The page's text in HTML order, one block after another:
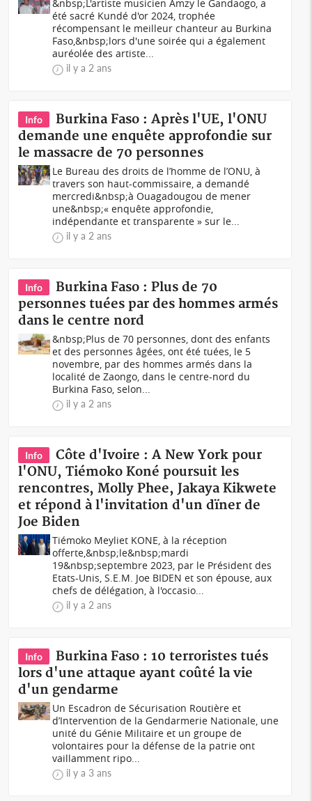
&nbsp;L'artiste musicien Amzy le Gandaogo, a
été sacré Kundé d'or 2024, trophée
récompensant le meilleur chanteur au Burkina
Faso,&nbsp;lors d'une soirée qui a également
auréolée des artiste...
il y a 2 ans
Info
Burkina Faso : Après l'UE, l'ONU
demande une enquête approfondie sur
le massacre de 70 personnes
Le Bureau des droits de l’homme de l’ONU, à
travers son haut-commissaire, a demandé
mercredi&nbsp;à Ouagadougou de mener
une&nbsp;« enquête approfondie,
indépendante et transparente » sur le...
il y a 2 ans
Info
Burkina Faso : Plus de 70
personnes tuées par des hommes armés
dans le centre nord
&nbsp;Plus de 70 personnes, dont des enfants
et des personnes âgées, ont été tuées, le 5
novembre, par des hommes armés dans la
localité de Zaongo, dans le centre-nord du
Burkina Faso, selon...
il y a 2 ans
Info
Côte d'Ivoire : A New York pour
l'ONU, Tiémoko Koné poursuit les
rencontres, Molly Phee, Jakaya Kikwete
et répond à l'invitation d'un dïner de
Joe Biden
Tiémoko Meyliet KONE, à la réception
offerte,&nbsp;le&nbsp;mardi
19&nbsp;septembre 2023, par le Président des
Etats-Unis, S.E.M. Joe BIDEN et son épouse, aux
chefs de délégation, à l'occasio...
il y a 2 ans
Info
Burkina Faso : 10 terroristes tués
lors d'une attaque ayant coûté la vie
d'un gendarme
Un Escadron de Sécurisation Routière et
d’Intervention de la Gendarmerie Nationale, une
unité du Génie Militaire et un groupe de
volontaires pour la défense de la patrie ont
vaillamment ripo...
il y a 3 ans